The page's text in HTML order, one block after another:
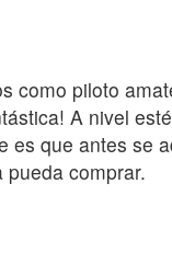
como piloto
A nivel
que antes
comprar.